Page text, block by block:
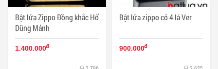
Bật lửa Zippo Đồng khắc Hổ
Dũng Mảnh
1.400.000đ
Bật lửa zippo cỏ 4 lá Ver
900.000đ